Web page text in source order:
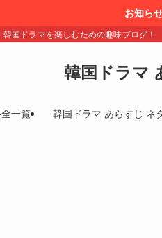
お知ら
国ドラマを楽しむための趣味ブログ！
韓国ドラマ
一覧 韓国ドラマ あらすじ ネ